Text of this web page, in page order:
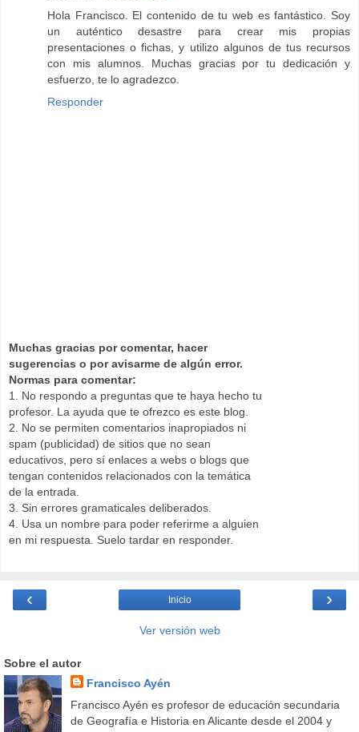
Hola Francisco. El contenido de tu web es fantástico. Soy
un auténtico desastre para crear mis propias
presentaciones o fichas, y utilizo algunos de tus recursos
con mis alumnos. Muchas gracias por tu dedicación y
esfuerzo, te lo agradezco.
Responder
Muchas gracias por comentar, hacer
sugerencias o por avisarme de algún error.
Normas para comentar:
1. No respondo a preguntas que te haya hecho tu
profesor. La ayuda que te ofrezco es este blog.
2. No se permiten comentarios inapropiados ni
spam (publicidad) de sitios que no sean
educativos, pero sí enlaces a webs o blogs que
tengan contenidos relacionados con la temática
de la entrada.
3. Sin errores gramaticales deliberados.
4. Usa un nombre para poder referirme a alguien
en mi respuesta. Suelo tardar en responder.
‹ ›
Inicio
Ver versión web
Sobre el autor
Francisco Ayén
Francisco Ayén es profesor de educación secundaria
de Geografía e Historia en Alicante desde el 2004 y